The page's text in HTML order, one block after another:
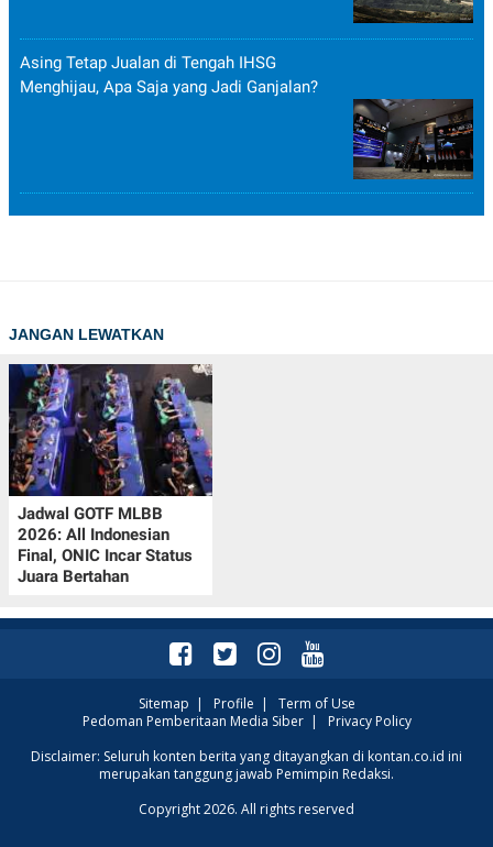
Asing Tetap Jualan di Tengah IHSG
Menghijau, Apa Saja yang Jadi Ganjalan?
JANGAN LEWATKAN
Jadwal GOTF MLBB
2026: All Indonesian
Final, ONIC Incar Status
Juara Bertahan
Sitemap | Profile | Term of Use
Pedoman Pemberitaan Media Siber| Privacy Policy
Disclaimer: Seluruh konten berita yang ditayangkan di kontan.co.id ini
merupakan tanggung jawab Pemimpin Redaksi.
Copyright 2026. All rights reserved